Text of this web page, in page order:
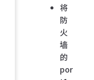
将
防
火
墙
的
por